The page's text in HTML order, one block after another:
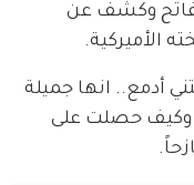
وكشف عن
أدمع.. انها جميلة
وكيف حصلت على